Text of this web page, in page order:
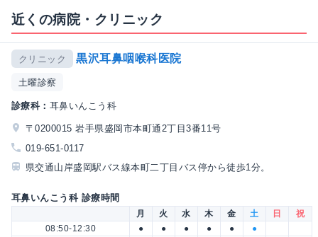
近くの病院・クリニック
クリニック 黒沢耳鼻咽喉科医院
土曜診察
診療科： 耳鼻いんこう科
〒0200015 岩手県盛岡市本町通2丁目3番11号
019-651-0117
県交通山岸盛岡駅バス線本町二丁目バス停から徒歩1分。
耳鼻いんこう科 診療時間
月 火 水 木 金 土 日
祝
08:50-12:30
● ● ● ● ●
●